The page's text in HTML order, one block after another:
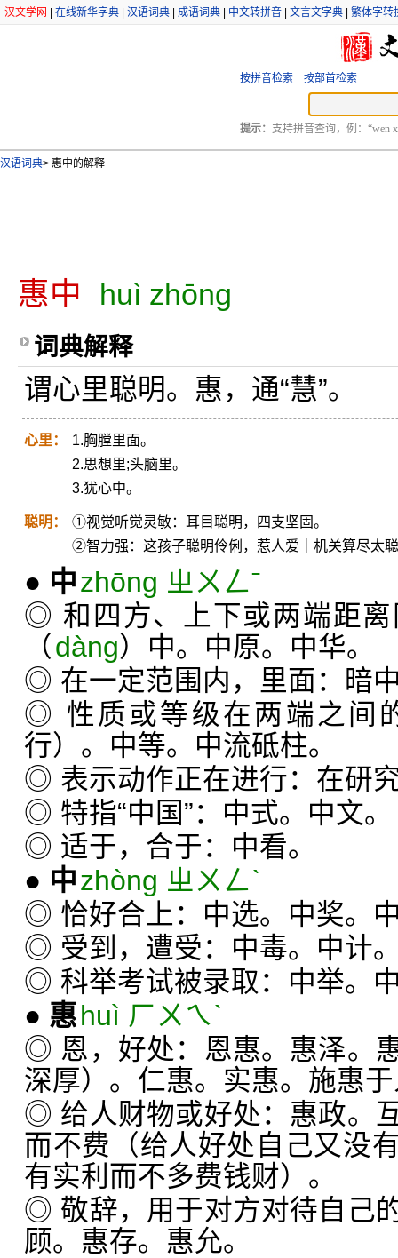
汉文学网 在线新华字典 汉语词典 成语词典 中文转拼音 文言文字典 繁体字转
按拼音检索 按部首检索
提示： 支持拼音查询，例：“wen
汉语词典> 惠中的解释
惠中 huì zhōng
词典解释
谓心里聪明。惠，通“慧”。
心里：
1.胸膛里面。
2.思想里;头脑里。
3.犹心中。
聪明：
①视觉听觉灵敏：耳目聪明，四支坚固。
②智力强：这孩子聪明伶俐，惹人爱｜机关算尽太
● 中zhōng ㄓㄨㄥˉ
◎ 和四方、上下或两端距
（dàng）中。中原。中华。
◎ 在一定范围内，里面：暗
◎ 性质或等级在两端之间
行）。中等。中流砥柱。
◎ 表示动作正在进行：在研
◎ 特指“中国”：中式。中文。
◎ 适于，合于：中看。
● 中zhòng ㄓㄨㄥˋ
◎ 恰好合上：中选。中奖。
◎ 受到，遭受：中毒。中计
◎ 科举考试被录取：中举。
● 惠huì ㄏㄨㄟˋ
◎ 恩，好处：恩惠。惠泽。
深厚）。仁惠。实惠。施惠
◎ 给人财物或好处：惠政。
而不费（给人好处自己又没
有实利而不多费钱财）。
◎ 敬辞，用于对方对待自己
顾。惠存。惠允。